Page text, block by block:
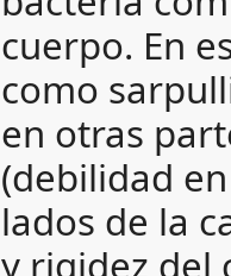
cuerpo. En
como
en otras
(debilidad
lados de la
y rigidez del